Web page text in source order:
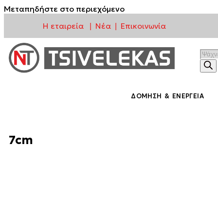
Μεταπηδήστε στο περιεχόμενο
Η εταιρεία
Νέα Επικοινωνία
ΔΌΜΗΣΗ & ΕΝΈΡΓΕΙΑ
7cm